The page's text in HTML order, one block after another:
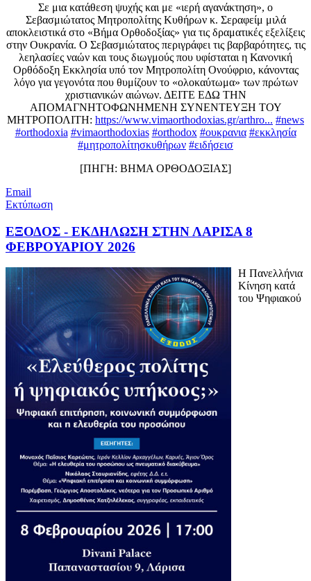
Σε μια κατάθεση ψυχής και με «ιερή αγανάκτηση», ο
Σεβασμιώτατος Μητροπολίτης Κυθήρων κ. Σεραφείμ μιλά
αποκλειστικά στο «Βήμα Ορθοδοξίας» για τις δραματικές εξελίξεις
στην Ουκρανία. Ο Σεβασμιώτατος περιγράφει τις βαρβαρότητες, τις
λεηλασίες ναών και τους διωγμούς που υφίσταται η Κανονική
Ορθόδοξη Εκκλησία υπό τον Μητροπολίτη Ονούφριο, κάνοντας
λόγο για γεγονότα που θυμίζουν το «ολοκαύτωμα» των πρώτων
χριστιανικών αιώνων. ΔΕΙΤΕ ΕΔΩ ΤΗΝ
ΑΠΟΜΑΓΝΗΤΟΦΩΝΗΜΕΝΗ ΣΥΝΕΝΤΕΥΞΗ ΤΟΥ
ΜΗΤΡΟΠΟΛΙΤΗ: https://www.vimaorthodoxias.gr/arthro... #news
#orthodoxia #vimaorthodoxias #orthodox #ουκρανια #εκκλησία
#μητροπολίτησκυθήρων #ειδήσεισ
[ΠΗΓΗ: ΒΗΜΑ ΟΡΘΟΔΟΞΙΑΣ]
Email
Εκτύπωση
ΕΞΟΔΟΣ - ΕΚΔΗΛΩΣΗ ΣΤΗΝ ΛΑΡΙΣΑ 8
ΦΕΒΡΟΥΑΡΙΟΥ 2026
Η Πανελλήνια
Κίνηση κατά
του Ψηφιακού